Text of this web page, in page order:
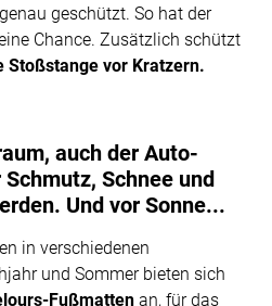
geschützt. So hat der
Chance. Zusätzlich schützt
Stoßstange vor Kratzern.
auch der Auto-
Schnee und
Und vor Sonne...
in verschiedenen
und Sommer bieten sich
Fußmatten an, für das